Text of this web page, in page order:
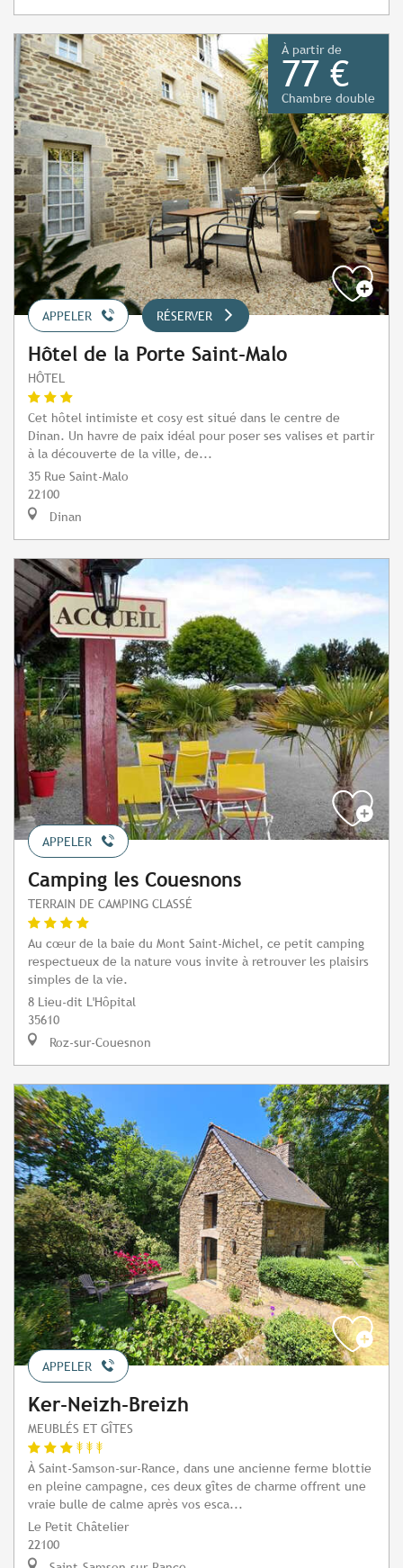
À partir de
77 €
Chambre double
APPELER RÉSERVER
Hôtel de la Porte Saint-Malo
HÔTEL
Cet hôtel intimiste et cosy est situé dans le centre de
Dinan. Un havre de paix idéal pour poser ses valises et partir
à la découverte de la ville, de...
35 Rue Saint-Malo
22100
Dinan
APPELER
Camping les Couesnons
TERRAIN DE CAMPING CLASSÉ
Au cœur de la baie du Mont Saint-Michel, ce petit camping
respectueux de la nature vous invite à retrouver les plaisirs
simples de la vie.
8 Lieu-dit L'Hôpital
35610
Roz-sur-Couesnon
APPELER
Ker-Neizh-Breizh
MEUBLÉS ET GÎTES
À Saint-Samson-sur-Rance, dans une ancienne ferme blottie
en pleine campagne, ces deux gîtes de charme offrent une
vraie bulle de calme après vos esca...
Le Petit Châtelier
22100